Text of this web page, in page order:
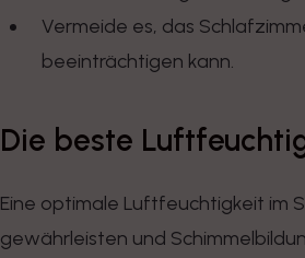
Vermeide es, das
beeinträchtigen kann.
Die beste
Eine optimale Luftfeuchtigkeit im
gewährleisten und